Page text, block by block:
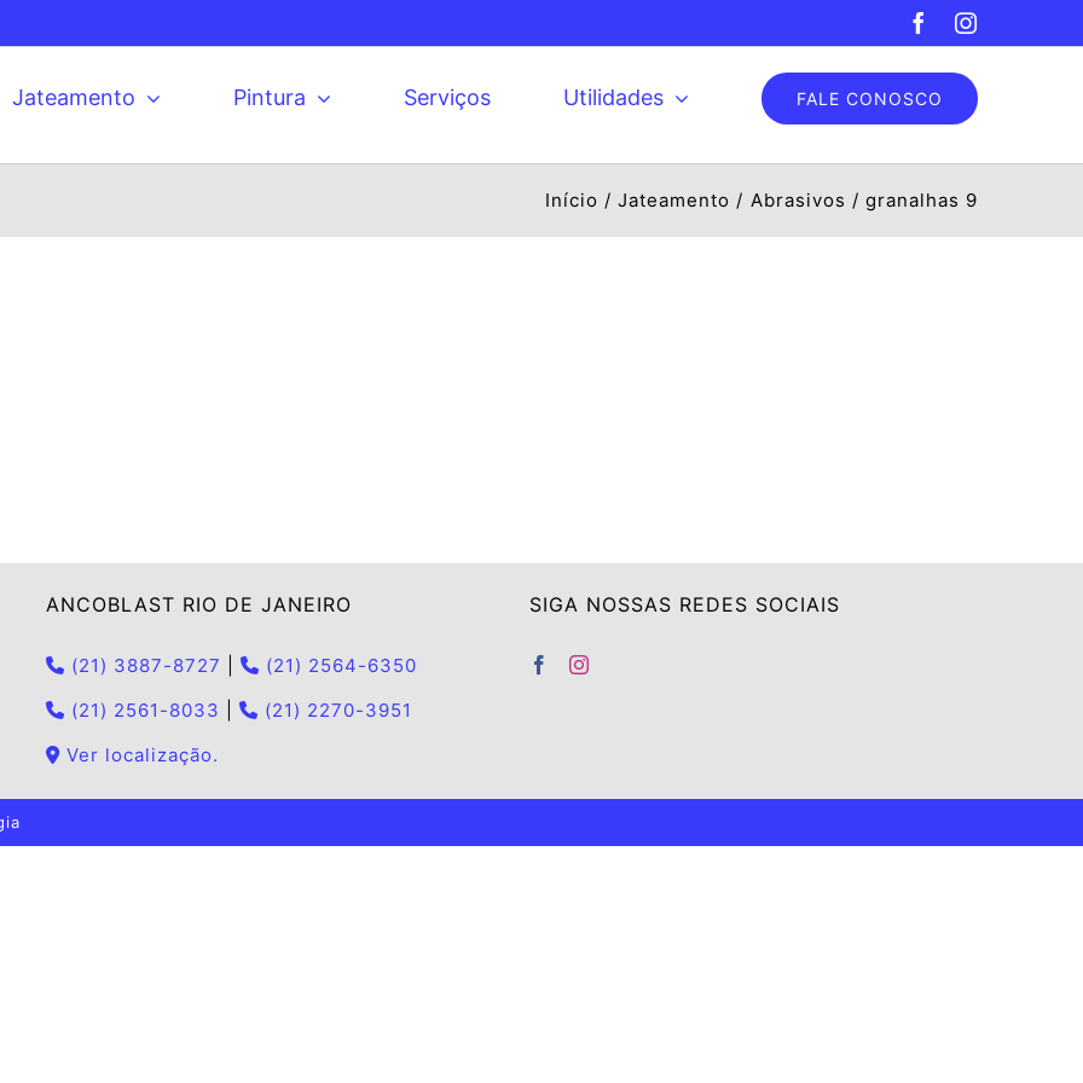
Facebook
Jateamento Pintura Serviços Utilidades FALE CONOSCO
Início Jateamento Abrasivos granalhas 9
ANCOBLAST RIO DE JANEIRO
(21) 3887-8727 |
(21) 2564-6350
(21) 2561-8033
|
(21) 2270-3951
Ver localização.
SIGA NOSSAS REDES SOCIAIS